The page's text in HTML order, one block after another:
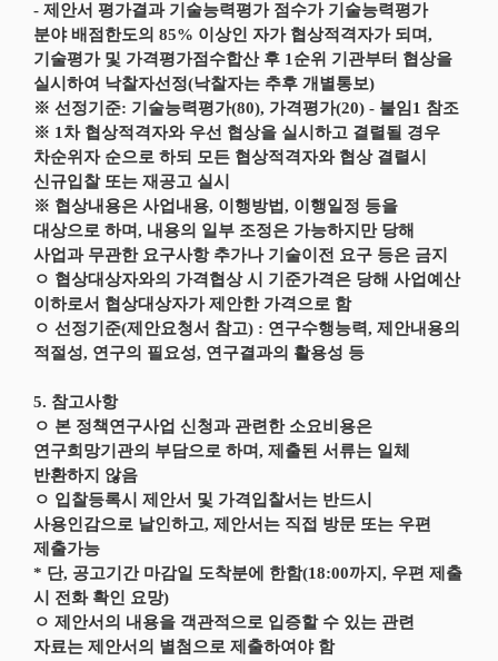
- 제안서 평가결과 기술능력평가 점수가 기술능력평가
분야 배점한도의 85% 이상인 자가 협상적격자가 되며,
기술평가 및 가격평가점수합산 후 1순위 기관부터 협상을
실시하여 낙찰자선정(낙찰자는 추후 개별통보)
※ 선정기준: 기술능력평가(80), 가격평가(20) - 붙임1 참조
※ 1차 협상적격자와 우선 협상을 실시하고 결렬될 경우
차순위자 순으로 하되 모든 협상적격자와 협상 결렬시
신규입찰 또는 재공고 실시
※ 협상내용은 사업내용, 이행방법, 이행일정 등을
대상으로 하며, 내용의 일부 조정은 가능하지만 당해
사업과 무관한 요구사항 추가나 기술이전 요구 등은 금지
ㅇ 협상대상자와의 가격협상 시 기준가격은 당해 사업예산
이하로서 협상대상자가 제안한 가격으로 함
ㅇ 선정기준(제안요청서 참고) : 연구수행능력, 제안내용의
적절성, 연구의 필요성, 연구결과의 활용성 등
5. 참고사항
ㅇ 본 정책연구사업 신청과 관련한 소요비용은
연구희망기관의 부담으로 하며, 제출된 서류는 일체
반환하지 않음
ㅇ 입찰등록시 제안서 및 가격입찰서는 반드시
사용인감으로 날인하고, 제안서는 직접 방문 또는 우편
제출가능
* 단, 공고기간 마감일 도착분에 한함(18:00까지, 우편 제출
시 전화 확인 요망)
ㅇ 제안서의 내용을 객관적으로 입증할 수 있는 관련
자료는 제안서의 별첨으로 제출하여야 함